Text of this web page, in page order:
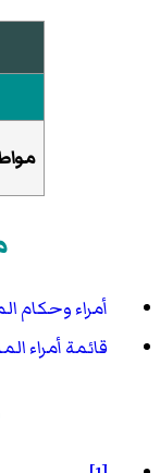
أمراء وحكام
قائمة أمراء